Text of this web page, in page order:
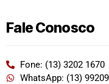
Fale Conosco
Fone: (13) 3202 1670
WhatsApp: (13)